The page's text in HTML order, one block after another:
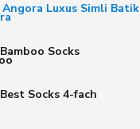
Angora Luxus Simli Batik
Bamboo Socks
Best Socks 4-fach